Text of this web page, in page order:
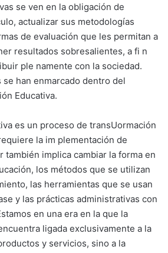
se ven en la obligación de
actualizar sus metodologías
de evaluación que les permitan a
resultados sobresalientes, a fi n
ple namente con la sociedad.
han enmarcado dentro del
Educativa.
es un proceso de transUormación
la im plementación de
también implica cambiar la forma en
los métodos que se utilizan
las herramientas que se usan
y las prácticas administrativas con
en una era en la que la
ligada exclusivamente a la
y servicios, sino a la